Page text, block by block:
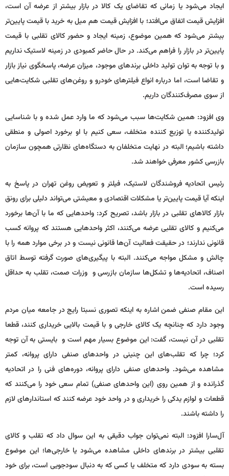
ایجاد می‌شود یا زمانی که تقاضای یک کالا در بازار بیشتر از عرضه آن است،
افزایش قیمت اتفاق می‌افتد؛ با افزایش قیمت هم میل به خرید با قیمت پایین‌تر
بیشتر می‌شود که همین موضوع، زمینه ایجاد و حضور کالای تقلبی با قیمت
پایین‌تر در بازار را فراهم می‌کند. در حال حاضر کمبودی در زمینه لاستیک نداریم
و با توجه به توان تولید داخلی برندهای موجود، میزان عرضه، پاسخگوی نیاز بازار
و تقاضا است، اما درباره انواع فیلترهای خودرو و روغن‌های تقلبی شکایت‌هایی
از سوی مصرف‌کنندگان داریم.
وی افزود: همین شکایت‌ها سبب می‌شود که ما وارد عمل شده و با شناسایی
تولیدکننده یا توزیع کننده متخلف، سعی کنیم با او برخورد اصولی و منطقی
داشته باشیم؛ البته در نهایت متخلفان به دستگاه‌های نظارتی همچون سازمان
بازرسی کشور معرفی خواهند شد.
رئیس اتحادیه فروشندگان لاستیک، فیلتر و تعویض روغن تهران در پاسخ به
اینکه آیا قیمت پایین‌تر یا مشکلات اقتصادی و معیشتی می‌تواند دلیلی برای رونق
بازار کالاهای تقلبی در بازار باشد، تصریح کرد: واحدهایی که ما با آن‌ها برخورد
می‌کنیم و کالای تقلبی عرضه می‌کنند، اکثر واحدهایی هستند که پروانه کسب
قانونی ندارند؛ در حقیقت فعالیت آن‌ها قانونی نیست و در برخی موارد همه را با
چالش و مشکل مواجه می‌کنند. البته با پیگیری‌های صورت گرفته توسط اتاق
اصناف، اتحادیه‌ها و تشکل‌ها سازمان بازرسی و وزرات صمت، تقلب به حداقل
رسیده است.
این مقام صنفی ضمن اشاره به اینکه تصوری نسبتا رایج در جامعه میان مردم
وجود دارد که چنانچه یک کالای خارجی و با قیمت بالایی خریداری کنند، قطعا
تقلبی در آن نیست، گفت: این موضوع بسیار مهم است و بایستی به آن توجه
کرد؛ چرا که تقلب‌های این چنینی در واحدهای صنفی دارای پروانه، کمتر
مشاهده می‌شود. واحدهای صنفی دارای پروانه، دوره‌های فنی را در اتحادیه
گذرانده‌ و از همین روی (این واحدهای صنفی) تمام سعی خود را می‌کنند که
قطعات و لوازم یدکی را خریداری و در واحد خود عرضه کنند که استاندارهای لازم
را داشته باشند.
آل‌سارا افزود: البته نمی‌توان جواب دقیقی به این سوال داد که تقلب و کالای
تقلبی بیشتر در برندهای داخلی مشاهده می‌شود یا خارجی‌ها؛ این موضوع
بسته به سودی دارد که متخلف یا کسی که به دنبال سودجویی است، برای خود